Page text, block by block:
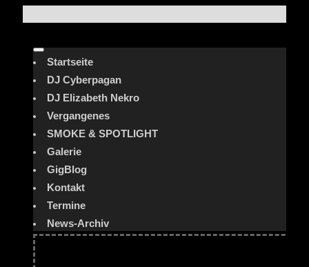
Startseite
DJ Cyberpagan
DJ Elizabeth Nekro
Vergangenes
SMOKE & SPOTLIGHT
Galerie
GigBlog
Kontakt
Termine
News-Archiv